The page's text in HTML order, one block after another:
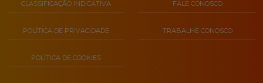
CLASSIFICAÇÃO INDICATIVA
POLÍTICA DE PRIVACIDADE
POLÍTICA DE COOKIES
FALE CONOSCO
TRABALHE CONOSCO